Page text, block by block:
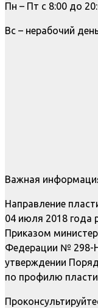
Пн – Пт с 8:00 до
Вс – нерабочий
Важная
Направление
04 июля 2018 года
Приказом
Федерации № 298-
утверждении
по профилю